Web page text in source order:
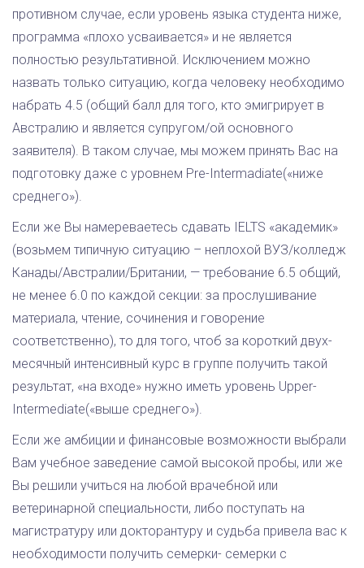
противном случае, если уровень языка студента ниже,
программа «плохо усваивается» и не является
полностью результативной. Исключением можно
назвать только ситуацию, когда человеку необходимо
набрать 4.5 (общий балл для того, кто эмигрирует в
Австралию и является супругом/ой основного
заявителя). В таком случае, мы можем принять Вас на
подготовку даже с уровнем Pre-Intermadiate(«ниже
среднего»).
Если же Вы намереваетесь сдавать IELTS «академик»
(возьмем типичную ситуацию – неплохой ВУЗ/колледж
Канады/Австралии/Британии, — требование 6.5 общий,
не менее 6.0 по каждой секции: за прослушивание
материала, чтение, сочинения и говорение
соответственно), то для того, чтоб за короткий двух-
месячный интенсивный курс в группе получить такой
результат, «на входе» нужно иметь уровень Upper-
Intermediate(«выше среднего»).
Если же амбиции и финансовые возможности выбрали
Вам учебное заведение самой высокой пробы, или же
Вы решили учиться на любой врачебной или
ветеринарной специальности, либо поступать на
магистратуру или докторантуру и судьба привела вас к
необходимости получить семерки- семерки с